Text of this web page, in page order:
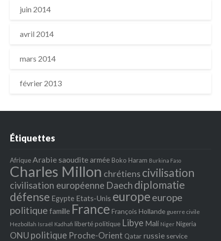
juin 2014
avril 2014
mars 2014
février 2013
Étiquettes
AfriqueArabie saoudite armée Boko Haram Burkina Faso
Charles Millon chrétiens civilisation
civilisation européenne Daech diplomatie
défense Egypte Etats‐Unis europeeurope
politique famille France François Hollande guerre civile
Hezbollah Israël Kadhafi liberté politique Libye Mali Niger Nigeria
ONU politique Proche-Orient Qatar russie service